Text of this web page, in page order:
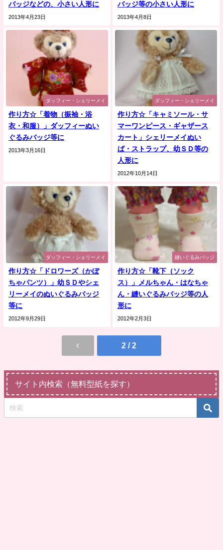
バッジなどの、小さい人形に
2013年4月23日
バッジ等の小さい人形に
2013年4月8日
ダッフィー・シェリーメイ
作り方☆「着物（振袖・浴
衣・和服）」ダッフィーぬい
ぐるみバッジ等に
2013年3月16日
ダッフィー・シェリーメイ
作り方☆「キャミソール・サ
マーワンピース・ギャザース
カート」シェリーメイぬい
ば・ストラップ、幼ＳＤ等の
人形に
2012年10月14日
ダッフィー・シェリーメイ
作り方☆「ドロワーズ（かぼ
ちゃパンツ）」幼ＳＤやシェ
リーメイのぬいぐるみバッジ
等に
2012年9月29日
縫いぐるみバッジ
作り方☆「靴下（ソック
ス）」メルちゃん・はなちゃ
ん・縫いぐるみバッジ等の人
形に
2012年2月3日
2 / 2
サイト内検索（無料型紙を探す）